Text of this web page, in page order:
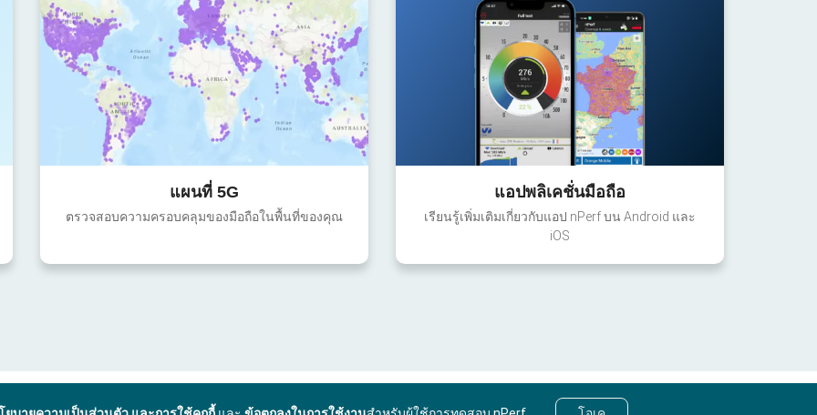
แผนที่ 5G
ตรวจสอบความครอบคลุมของมือถือในพื้นที่ของคุณ
แอปพลิเคชั่นมือถือ
เรียนรู้เพิ่มเติมเกี่ยวกับแอป nPerf บน Android และ
iOS